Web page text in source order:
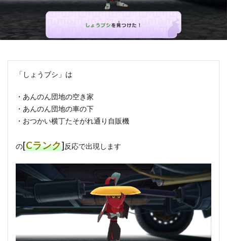
「しょうブシ」は
・あんのん団地の空き家
・あんのん団地の車の下
・おつかい横丁たそがれ通り自販機
の[Cランク]反応で出現します